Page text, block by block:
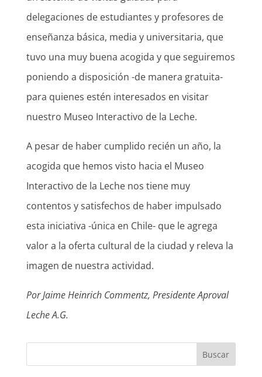
delegaciones de estudiantes y profesores de
enseñanza básica, media y universitaria, que
tuvo una muy buena acogida y que seguiremos
poniendo a disposición -de manera gratuita-
para quienes estén interesados en visitar
nuestro Museo Interactivo de la Leche.
A pesar de haber cumplido recién un año, la
acogida que hemos visto hacia el Museo
Interactivo de la Leche nos tiene muy
contentos y satisfechos de haber impulsado
esta iniciativa -única en Chile- que le agrega
valor a la oferta cultural de la ciudad y releva la
imagen de nuestra actividad.
Por Jaime Heinrich Commentz, Presidente Aproval
Leche A.G.
Buscar